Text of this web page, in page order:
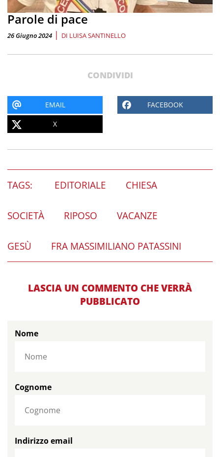
Parole di pace
26 Giugno 2024 | DI LUISA SANTINELLO
CONDIVIDI
EMAIL FACEBOOK
X
TAGS: EDITORIALE CHIESA
SOCIETÀ RIPOSO VACANZE
GESÙ FRA MASSIMILIANO PATASSINI
LASCIA UN COMMENTO CHE VERRÀ
PUBBLICATO
Nome
Cognome
Indirizzo email